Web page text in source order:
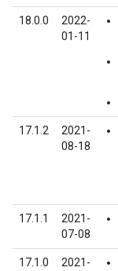
18.0.0
2022-
01-11
17.1.2
2021-
08-18
17.1.1
2021-
07-08
17.1.0
2021-